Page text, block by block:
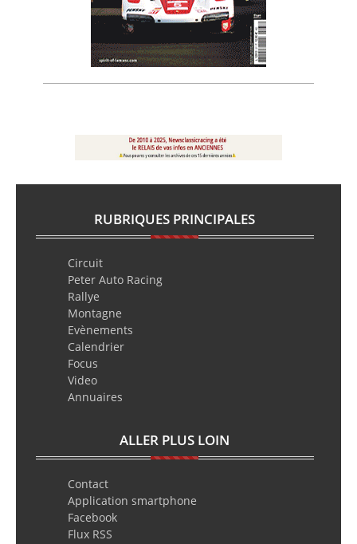
RUBRIQUES PRINCIPALES
Circuit
Peter Auto Racing
Rallye
Montagne
Evènements
Calendrier
Focus
Video
Annuaires
ALLER PLUS LOIN
Contact
Application smartphone
Facebook
Flux RSS